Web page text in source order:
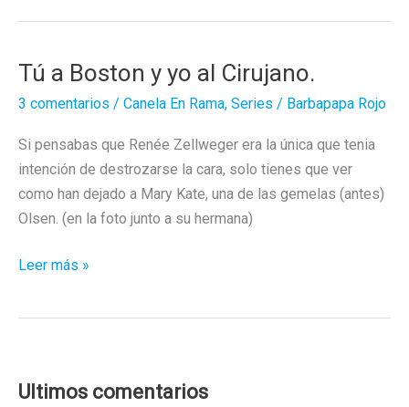
Tú a Boston y yo al Cirujano.
3 comentarios / Canela En Rama, Series / Barbapapa Rojo
Si pensabas que Renée Zellweger era la única que tenia
intención de destrozarse la cara, solo tienes que ver
como han dejado a Mary Kate, una de las gemelas (antes)
Olsen. (en la foto junto a su hermana)
Tú
al
Leer más »
Ultimos comentarios